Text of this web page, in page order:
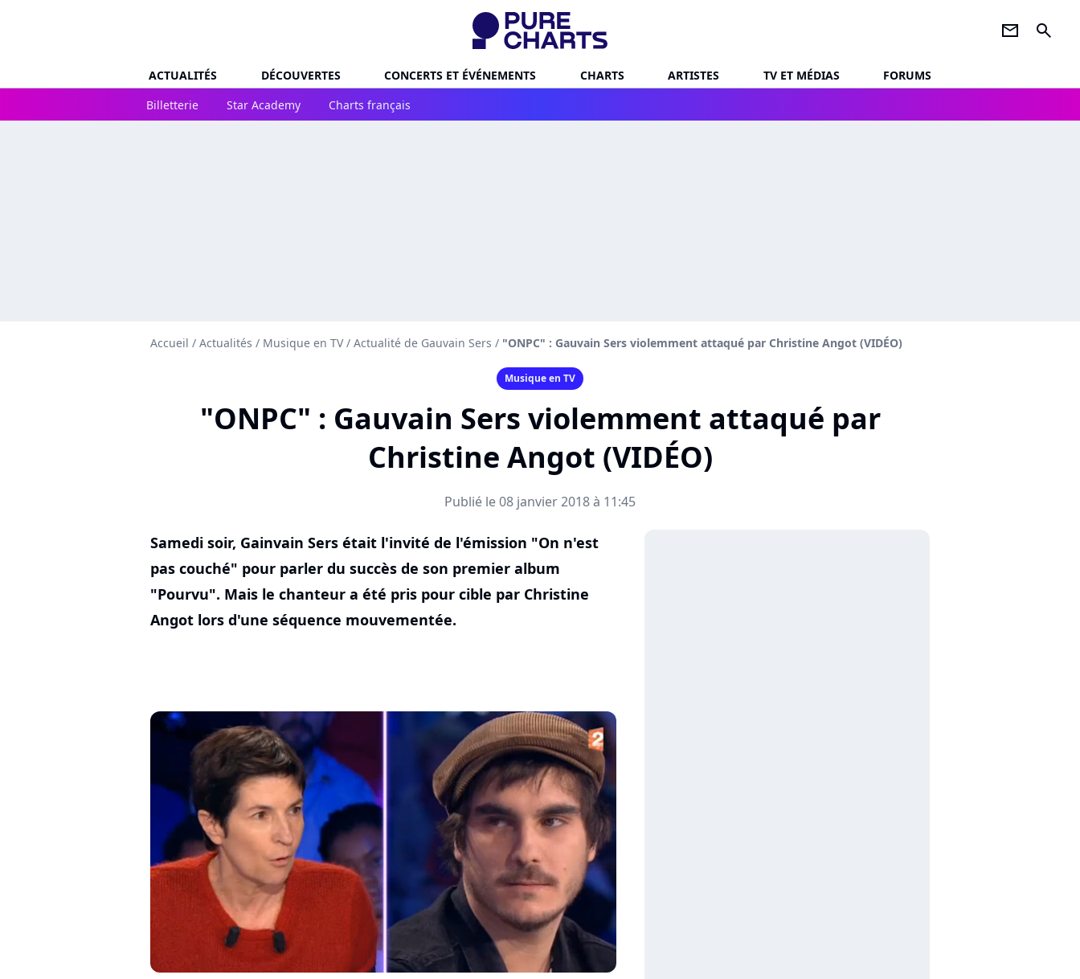
newsletter search
ACTUALITÉS DÉCOUVERTES CONCERTS ET ÉVÉNEMENTS CHARTS ARTISTES TV ET MÉDIAS
FORUMS
Billetterie
Star Academy Charts français
Accueil / Actualités / Musique en TV / Actualité de Gauvain Sers / "ONPC" : Gauvain Sers violemment attaqué par Christine Angot (VIDÉO)
Musique en TV
"ONPC" : Gauvain Sers violemment attaqué par
Christine Angot (VIDÉO)
Publié le 08 janvier 2018 à 11:45
Samedi soir, Gainvain Sers était l'invité de l'émission "On n'est
pas couché" pour parler du succès de son premier album
"Pourvu". Mais le chanteur a été pris pour cible par Christine
Angot lors d'une séquence mouvementée.